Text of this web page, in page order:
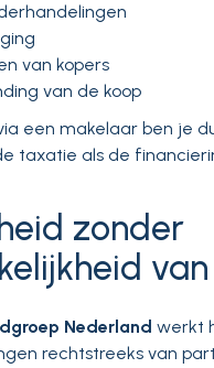
van kopers
van de koop
een makelaar ben je
taxatie als de
zonder
Nederland werkt
rechtstreeks van